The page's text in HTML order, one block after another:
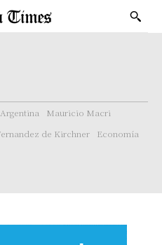
Argentina
Mauricio Macri
de Kirchner
Economía